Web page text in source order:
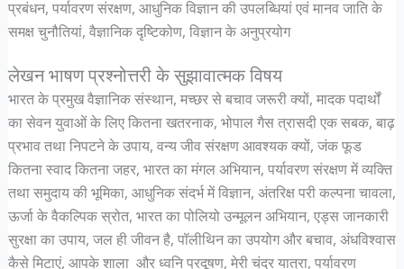
प्रबंधन, पर्यावरण संरक्षण, आधुनिक विज्ञान की उपलब्धियां एवं मानव जाति के
समक्ष चुनौतियां, वैज्ञानिक दृष्टिकोण, विज्ञान के अनुप्रयोग
लेखन भाषण प्रश्नोत्तरी के सुझावात्मक विषय
भारत के प्रमुख वैज्ञानिक संस्थान, मच्छर से बचाव जरूरी क्यों, मादक पदार्थों
का सेवन युवाओं के लिए कितना खतरनाक, भोपाल गैस त्रासदी एक सबक, बाढ़
प्रभाव तथा निपटने के उपाय, वन्य जीव संरक्षण आवश्यक क्यों, जंक फूड
कितना स्वाद कितना जहर, भारत का मंगल अभियान, पर्यावरण संरक्षण में व्यक्ति
तथा समुदाय की भूमिका, आधुनिक संदर्भ में विज्ञान, अंतरिक्ष परी कल्पना चावला,
ऊर्जा के वैकल्पिक स्रोत, भारत का पोलियो उन्मूलन अभियान, एड्स जानकारी
सुरक्षा का उपाय, जल ही जीवन है, पॉलीथिन का उपयोग और बचाव, अंधविश्वास
कैसे मिटाएं, आपके शाला और ध्वनि प्रदूषण, मेरी चंद्र यात्रा, पर्यावरण